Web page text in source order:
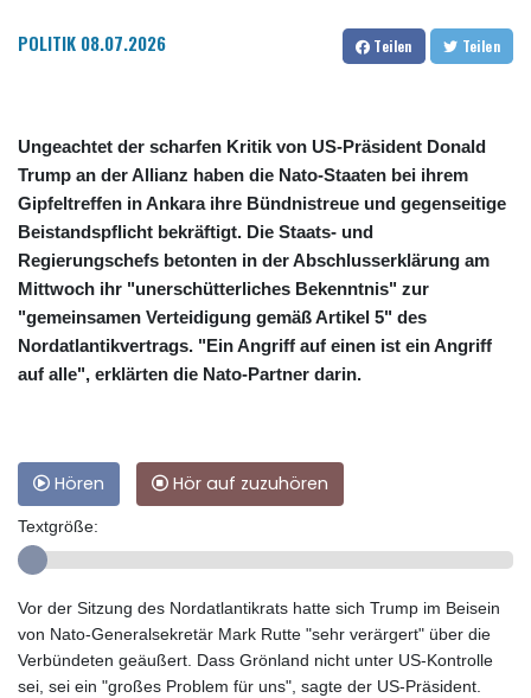
POLITIK 08.07.2026 Teilen Teilen
Ungeachtet der scharfen Kritik von US-Präsident Donald
Trump an der Allianz haben die Nato-Staaten bei ihrem
Gipfeltreffen in Ankara ihre Bündnistreue und gegenseitige
Beistandspflicht bekräftigt. Die Staats- und
Regierungschefs betonten in der Abschlusserklärung am
Mittwoch ihr "unerschütterliches Bekenntnis" zur
"gemeinsamen Verteidigung gemäß Artikel 5" des
Nordatlantikvertrags. "Ein Angriff auf einen ist ein Angriff
auf alle", erklärten die Nato-Partner darin.
Hören Hör auf zuzuhören
Textgröße:
Vor der Sitzung des Nordatlantikrats hatte sich Trump im Beisein
von Nato-Generalsekretär Mark Rutte "sehr verärgert" über die
Verbündeten geäußert. Dass Grönland nicht unter US-Kontrolle
sei, sei ein "großes Problem für uns", sagte der US-Präsident.